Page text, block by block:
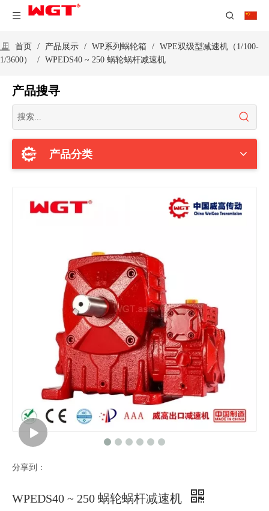
首页 / 产品展示 / WP系列蜗轮箱 / WPE双级型减速机（1/100-
1/3600）
/ WPEDS40 ~ 250 蜗轮蜗杆减速机
产品搜寻
产品分类
分享到：
WPEDS40 ~ 250 蜗轮蜗杆减速机